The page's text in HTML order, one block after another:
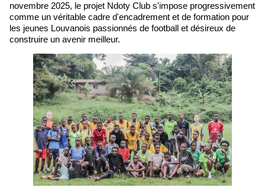
novembre 2025, le projet Ndoty Club s'impose progressivement
comme un véritable cadre d'encadrement et de formation pour
les jeunes Louvanois passionnés de football et désireux de
construire un avenir meilleur.